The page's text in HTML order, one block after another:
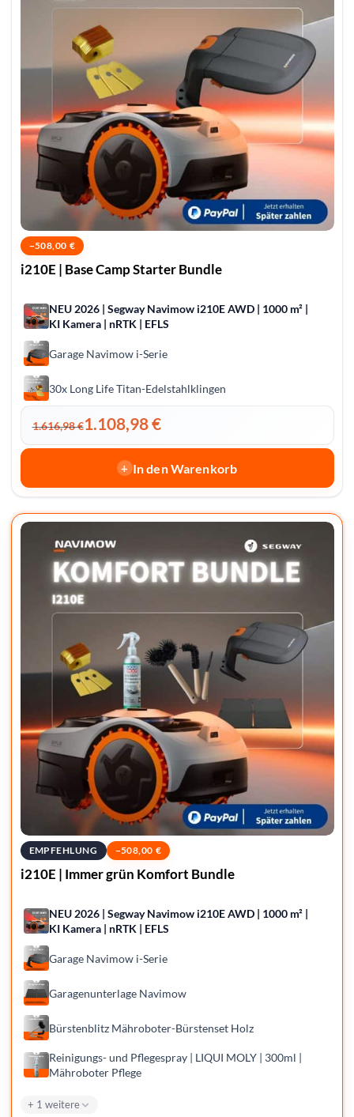
−508,00 €
i210E | Base Camp Starter Bundle
NEU 2026 | Segway Navimow i210E AWD | 1000 m² |
KI Kamera | nRTK | EFLS
Garage Navimow i-Serie
30x Long Life Titan-Edelstahlklingen
1.616,98€1.108,98€
+ In den Warenkorb
EMPFEHLUNG −508,00 €
i210E | Immer grün Komfort Bundle
NEU 2026 | Segway Navimow i210E AWD | 1000 m² |
KI Kamera | nRTK | EFLS
Garage Navimow i-Serie
Garagenunterlage Navimow
Bürstenblitz Mähroboter-Bürstenset Holz
Reini­gungs- und Pfle­ge­spray | LIQUI MOLY | 300ml |
Mähroboter Pflege
+ 1 weitere